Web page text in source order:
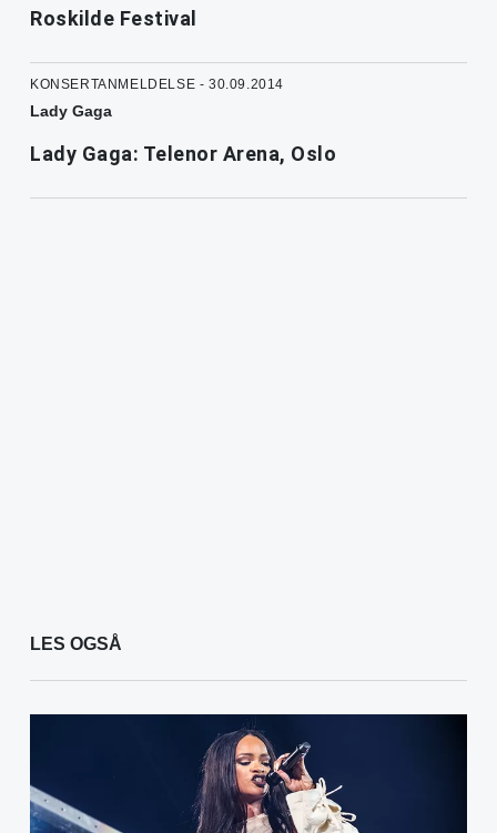
Roskilde Festival
KONSERTANMELDELSE - 30.09.2014
Lady Gaga
Lady Gaga: Telenor Arena, Oslo
LES OGSÅ